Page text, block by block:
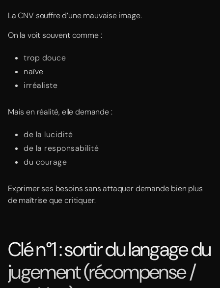
La CNV souffre d’une mauvaise image.
On la voit souvent comme :
trop douce
naïve
irréaliste
Mais en réalité, elle demande :
de la lucidité
de la responsabilité
du courage
Exprimer ses besoins sans attaquer demande bien plus
de maîtrise que critiquer.
Clé n°1 : sortir du langage du
jugement (récompense /